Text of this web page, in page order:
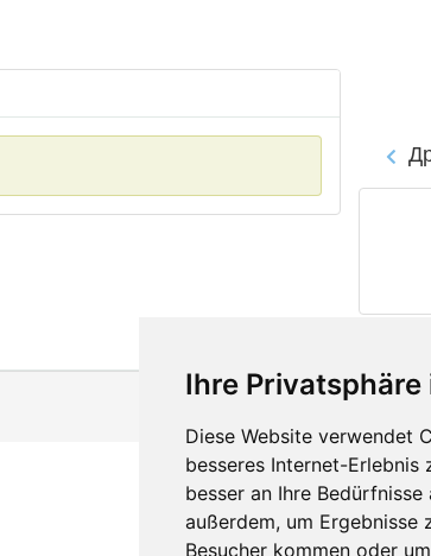
Ihre
Diese Website verwendet
besseres Internet-Erlebnis
besser an Ihre
außerdem, um Ergebnisse
Besucher kommen oder
Контакты
Оставить отзыв
Сообщить об ошибке